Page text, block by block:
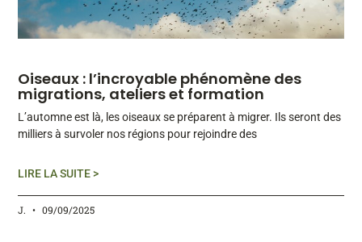
Oiseaux : l’incroyable phénomène des
migrations, ateliers et formation
L’automne est là, les oiseaux se préparent à migrer. Ils seront des
milliers à survoler nos régions pour rejoindre des
LIRE LA SUITE >
J. 09/09/2025